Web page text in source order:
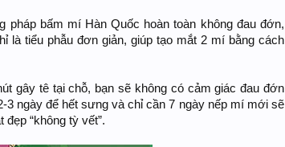
bấm mí Hàn Quốc hoàn toàn không đau đớn,
là tiểu phẫu đơn giản, giúp tạo mắt 2 mí bằng cách
gây tê tại chỗ, bạn sẽ không có cảm giác đau đớn
3 ngày để hết sưng và chỉ cần 7 ngày nếp mí mới sẽ
“không tỳ vết”.